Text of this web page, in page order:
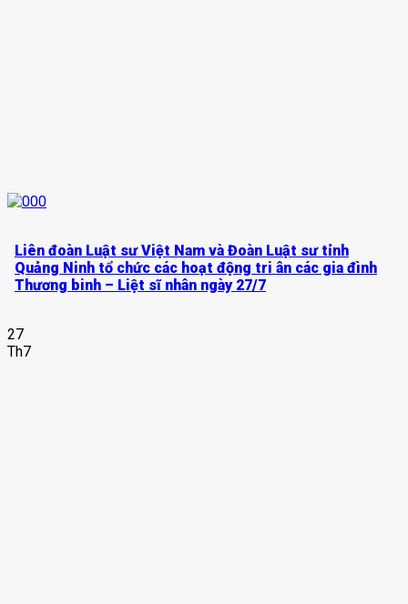
Liên đoàn Luật sư Việt Nam và Đoàn Luật sư tỉnh
Quảng Ninh tổ chức các hoạt động tri ân các gia đình
Thương binh – Liệt sĩ nhân ngày 27/7
27
Th7